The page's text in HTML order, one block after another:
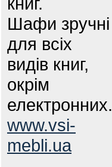
Шафи зручні
для всіх
видів книг,
окрім
електронних.
www.vsi-
mebli.ua